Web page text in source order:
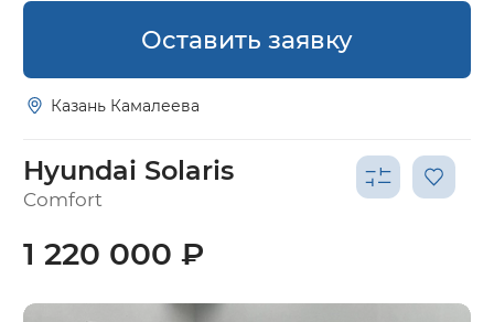
Оставить заявку
Казань Камалеева
Hyundai Solaris
Comfort
1 220 000 ₽